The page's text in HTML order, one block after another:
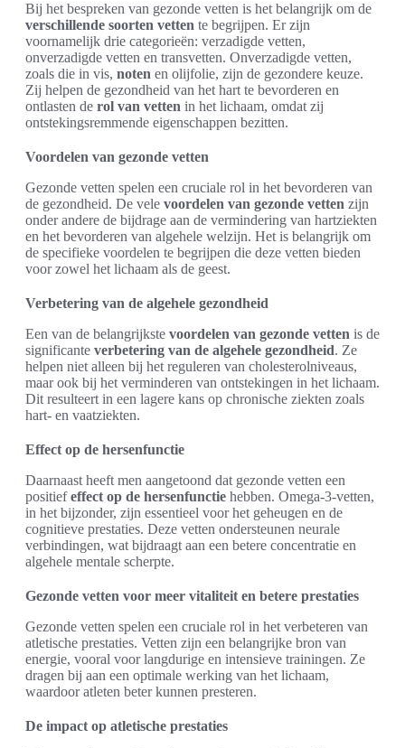
Bij het bespreken van gezonde vetten is het belangrijk om de
verschillende soorten vetten te begrijpen. Er zijn
voornamelijk drie categorieën: verzadigde vetten,
onverzadigde vetten en transvetten. Onverzadigde vetten,
zoals die in vis, noten en olijfolie, zijn de gezondere keuze.
Zij helpen de gezondheid van het hart te bevorderen en
ontlasten de rol van vetten in het lichaam, omdat zij
ontstekingsremmende eigenschappen bezitten.
Voordelen van gezonde vetten
Gezonde vetten spelen een cruciale rol in het bevorderen van
de gezondheid. De vele voordelen van gezonde vetten zijn
onder andere de bijdrage aan de vermindering van hartziekten
en het bevorderen van algehele welzijn. Het is belangrijk om
de specifieke voordelen te begrijpen die deze vetten bieden
voor zowel het lichaam als de geest.
Verbetering van de algehele gezondheid
Een van de belangrijkste voordelen van gezonde vetten is de
significante verbetering van de algehele gezondheid. Ze
helpen niet alleen bij het reguleren van cholesterolniveaus,
maar ook bij het verminderen van ontstekingen in het lichaam.
Dit resulteert in een lagere kans op chronische ziekten zoals
hart- en vaatziekten.
Effect op de hersenfunctie
Daarnaast heeft men aangetoond dat gezonde vetten een
positiefeffect op de hersenfunctie hebben. Omega-3-vetten,
in het bijzonder, zijn essentieel voor het geheugen en de
cognitieve prestaties. Deze vetten ondersteunen neurale
verbindingen, wat bijdraagt aan een betere concentratie en
algehele mentale scherpte.
Gezonde vetten voor meer vitaliteit en betere prestaties
Gezonde vetten spelen een cruciale rol in het verbeteren van
atletische prestaties. Vetten zijn een belangrijke bron van
energie, vooral voor langdurige en intensieve trainingen. Ze
dragen bij aan een optimale werking van het lichaam,
waardoor atleten beter kunnen presteren.
De impact op atletische prestaties